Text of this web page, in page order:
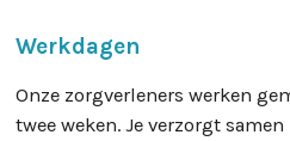
Werkdagen
Onze zorgverleners werken
twee weken. Je verzorgt